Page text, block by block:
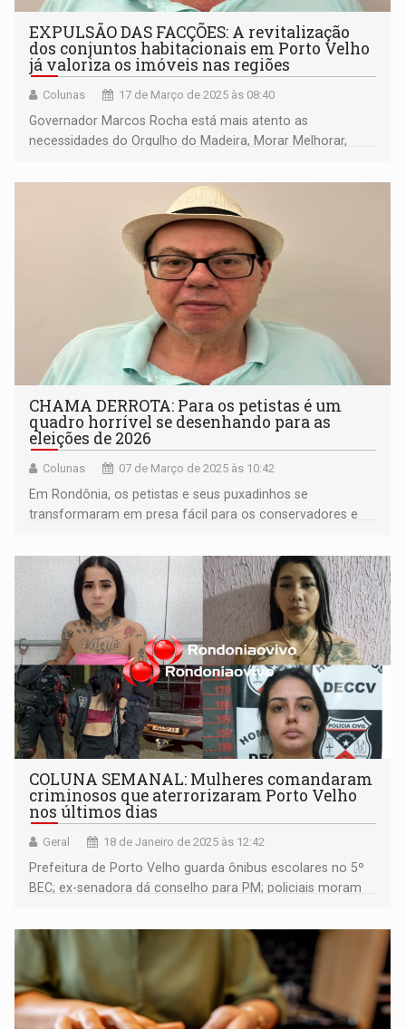
EXPULSÃO DAS FACÇÕES: A revitalização
dos conjuntos habitacionais em Porto Velho
já valoriza os imóveis nas regiões
Colunas 17 de Março de 2025 às 08:40
Governador Marcos Rocha está mais atento as
necessidades do Orgulho do Madeira, Morar Melhorar,
mais de 50 mil moradores
CHAMA DERROTA: Para os petistas é um
quadro horrível se desenhando para as
eleições de 2026
Colunas 07 de Março de 2025 às 10:42
Em Rondônia, os petistas e seus puxadinhos se
transformaram em presa fácil para os conservadores e
COLUNA SEMANAL: Mulheres comandaram
criminosos que aterrorizaram Porto Velho
nos últimos dias
Geral 18 de Janeiro de 2025 às 12:42
Prefeitura de Porto Velho guarda ônibus escolares no 5º
BEC; ex-senadora dá conselho para PM; policiais moram